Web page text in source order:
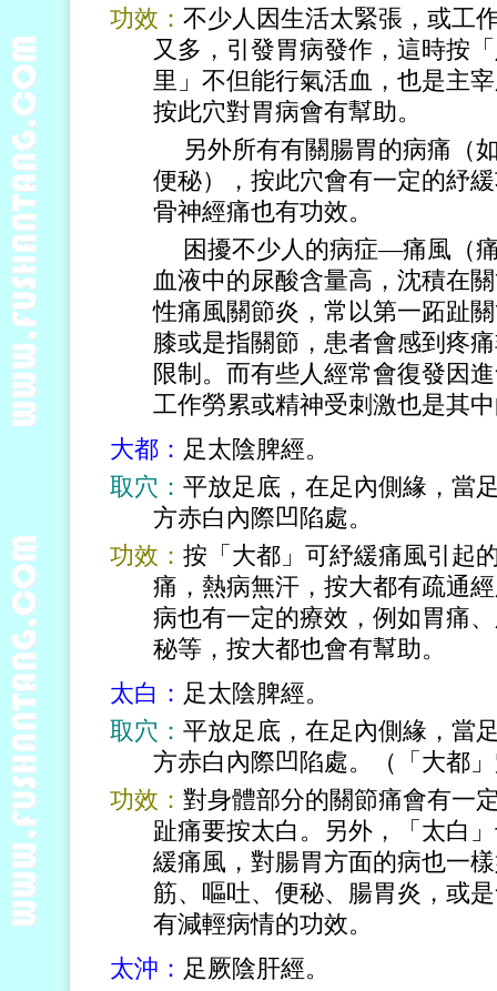
功效： 不少人因生活太緊張，或工
又多，引發胃病發作，這時按
里」不但能行氣活血，也是主
按此穴對胃病會有幫助。
另外所有有關腸胃的病痛（如
便秘），按此穴會有一定的紓
骨神經痛也有功效。
困擾不少人的病症—痛風（痛
血液中的尿酸含量高，沈積在
性痛風關節炎，常以第一跖趾
膝或是指關節，患者會感到疼
限制。而有些人經常會復發因
工作勞累或精神受刺激也是其
大都： 足太陰脾經。
取穴： 平放足底，在足內側緣，當
方赤白內際凹陷處。
功效： 按「大都」可紓緩痛風引起
痛，熱病無汗，按大都有疏通
病也有一定的療效，例如胃痛
秘等，按大都也會有幫助。
太白： 足太陰脾經。
取穴： 平放足底，在足內側緣，當
方赤白內際凹陷處。（「大都
功效： 對身體部分的關節痛會有一
趾痛要按太白。另外，「太白
緩痛風，對腸胃方面的病也一
筋、嘔吐、便秘、腸胃炎，或
有減輕病情的功效。
太沖： 足厥陰肝經。